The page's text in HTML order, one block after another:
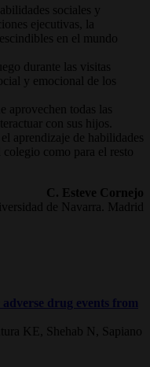
sociales y
ejecutivas, la
en el mundo
durante las visitas
y emocional de los
aprovechen todas las
con sus hijos.
aprendizaje de habilidades
como para el resto
C. Esteve Cornejo
de Navarra. Madrid
drug events from
KE, Shehab N, Sapiano